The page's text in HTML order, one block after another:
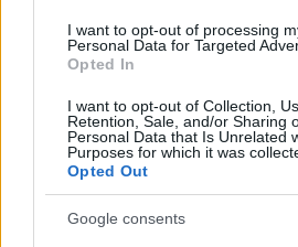
I want to opt-out of processing
Personal Data for Targeted
Opted In
I want to opt-out of Collection,
Retention, Sale, and/or Sharing
Personal Data that Is Unrelated
Purposes for which it was
Opted Out
Google consents
El empresario José Elías analiza el
consecuencias en la jubilación
Marta Ruiz · 5 Ago 2026
INVERSIONES